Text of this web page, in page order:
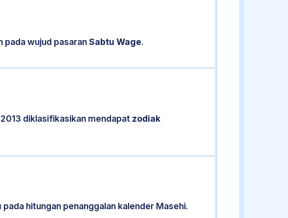
pada wujud pasaranSabtu Wage.
diklasifikasikan mendapat zodiak
pada hitungan penanggalan kalender Masehi.